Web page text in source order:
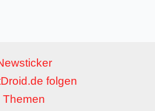
folgen
Themen